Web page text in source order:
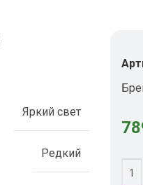
Яркий свет
Редкий